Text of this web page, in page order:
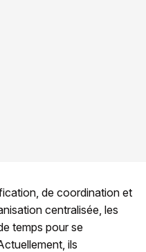
de coordination et
centralisée, les
temps pour se
ils